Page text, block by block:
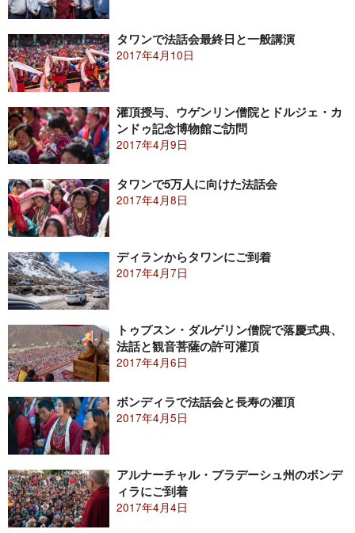
タワンで法話会最終日と一般講演
2017年4月10日
灌頂授与、ウゲンリン僧院とドルジェ・カ
ンドゥ記念博物館ご訪問
2017年4月9日
タワンで5万人に向けた法話会
2017年4月8日
ディランからタワンにご到着
2017年4月7日
トゥプスン・ダルゲリン僧院で落慶式典、
法話と観音菩薩の許可灌頂
2017年4月6日
ボンディラで法話会と長寿の灌頂
2017年4月5日
アルナーチャル・プラデーシュ州のボンデ
ィラにご到着
2017年4月4日